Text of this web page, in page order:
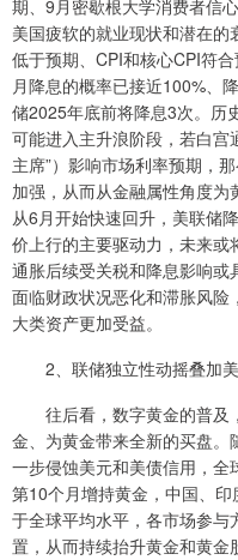
期、9月密歇根大学消费者信
美国疲软的就业现状和潜在
低于预期、CPI和核心CPI符
月降息的概率已接近100%、
储2025年底前将降息3次。历
可能进入主升浪阶段，若白宫
主席”）影响市场利率预期，
加强，从而从金融属性角度
从6月开始快速回升，美联储
价上行的主要驱动力，未来
通胀后续受关税和降息影响
面临财政状况恶化和滞胀风
大类资产更加受益。
2、联储独立性动摇叠加美
往后看，数字黄金的普及
金、为黄金带来全新的买盘
一步侵蚀美元和美债信用，全
第10个月增持黄金，中国、
于全球平均水平，各市场参
置，从而持续抬升黄金和黄金